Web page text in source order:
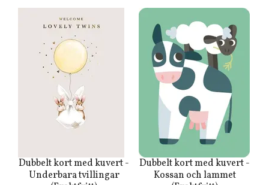
Dubbelt kort med kuvert -
Underbara tvillingar
Dubbelt kort med kuvert -
Kossan och lammet